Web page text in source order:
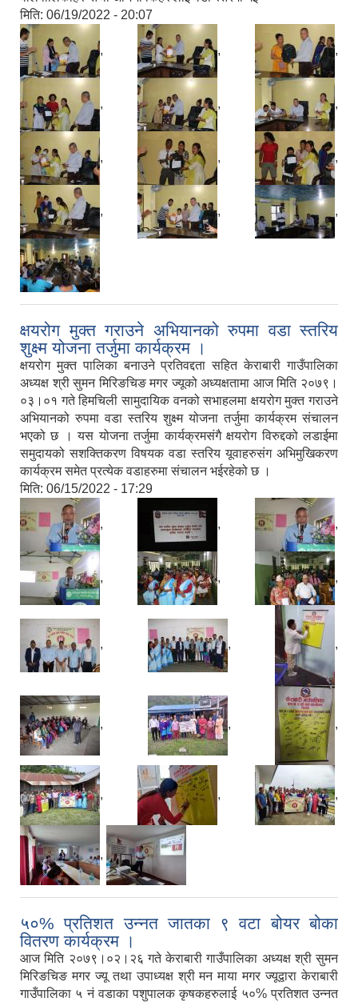
मिति: 06/19/2022 - 20:07
, , ,
, , ,
, , ,
, , ,
क्षयरोग मुक्त गराउने अभियानको रुपमा वडा स्तरिय
शुक्ष्म योजना तर्जुमा कार्यक्रम ।
क्षयरोग मुक्त पालिका बनाउने प्रतिवद्दता सहित केराबारी गाउँपालिका
अध्यक्ष श्री सुमन मिरिङचिङ मगर ज्यूको अध्यक्षतामा आज मिति २०७९।
०३।०१ गते हिमचिली सामुदायिक वनको सभाहलमा क्षयरोग मुक्त गराउने
अभियानको रुपमा वडा स्तरिय शुक्ष्म योजना तर्जुमा कार्यक्रम संचालन
भएको छ । यस योजना तर्जुमा कार्यक्रमसंगै क्षयरोग विरुद्दको लडाईमा
समुदायको सशक्तिकरण विषयक वडा स्तरिय यूवाहरुसंग अभिमुखिकरण
कार्यक्रम समेत प्रत्येक वडाहरुमा संचालन भईरहेको छ ।
मिति: 06/15/2022 - 17:29
, , ,
, , ,
, , ,
, , ,
, , ,
,
५०% प्रतिशत उन्नत जातका ९ वटा बोयर बोका
वितरण कार्यक्रम ।
आज मिति २०७९।०२।२६ गते केराबारी गाउँपालिका अध्यक्ष श्री सुमन
मिरिङचिङ मगर ज्यू तथा उपाध्यक्ष श्री मन माया मगर ज्यूद्वारा केराबारी
गाउँपालिका ५ नं वडाका पशुपालक कृषकहरुलाई ५०% प्रतिशत उन्नत